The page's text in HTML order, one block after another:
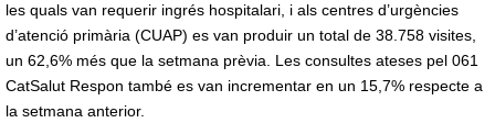
les quals van requerir ingrés hospitalari, i als centres d’urgències
d’atenció primària (CUAP) es van produir un total de 38.758 visites,
un 62,6% més que la setmana prèvia. Les consultes ateses pel 061
CatSalut Respon també es van incrementar en un 15,7% respecte a
la setmana anterior.